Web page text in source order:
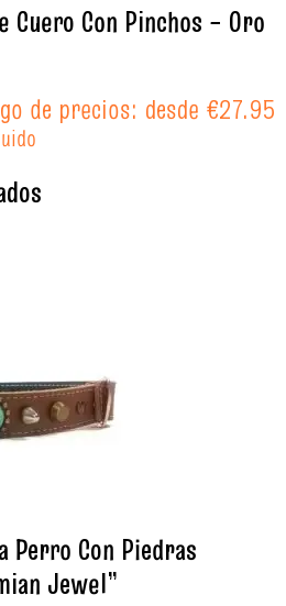
Cuero Con Pinchos – Oro
de precios: desde €27.95
Perro Con Piedras
Jewel”